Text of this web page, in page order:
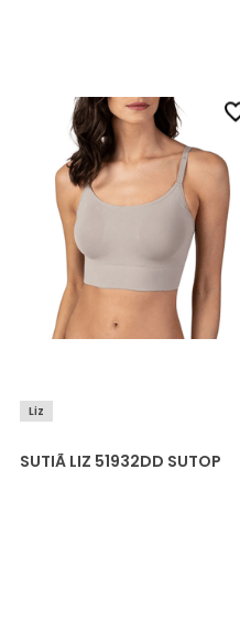
Liz
SUTIÃ LIZ 51932DD SUTOP